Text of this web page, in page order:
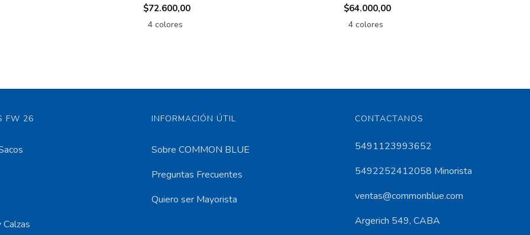
$72.600,00
4 colores
$64.000,00
4 colores
FW 26 INFORMACIÓN ÚTIL
Sobre COMMON BLUE
Preguntas Frecuentes
Quiero ser Mayorista
CONTACTANOS
5491123993652
5492252412058 Minorista
ventas@commonblue.com
Argerich 549, CABA